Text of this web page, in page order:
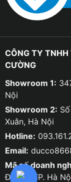
CÔNG TY
CƯỜNG
Showroom 1:
Nội
Showroom 2:
Xuân, Hà Nội
Hotline:
Email:
Mã số doanh
Đầu tư TP. Hà